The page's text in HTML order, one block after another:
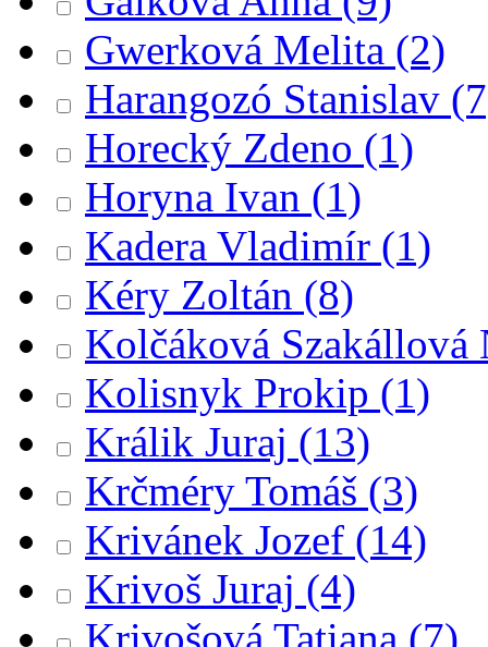
Gwerková Melita (2)
Harangozó Stanislav
Horecký Zdeno (1)
Horyna Ivan (1)
Kadera Vladimír (1)
Kéry Zoltán (8)
Kolčáková Szakállová
Kolisnyk Prokip (1)
Králik Juraj (13)
Krčméry Tomáš (3)
Krivánek Jozef (14)
Krivoš Juraj (4)
Krivošová Tatiana (7)